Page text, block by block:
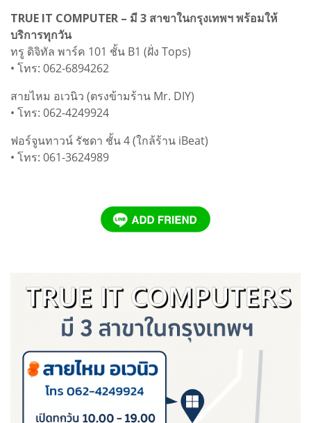
TRUE IT COMPUTER – มี 3 สาขาในกรุงเทพฯ พร้อมให้
บริการทุกวัน
ทรู ดิจิทัล พาร์ค 101 ชั้น B1 (ฝั่ง Tops)
• โทร: 062-6894262
สายไหม อเวนิว (ตรงข้ามร้าน Mr. DIY)
• โทร: 062-4249924
ฟอร์จูนทาวน์ รัชดา ชั้น 4 (ใกล้ร้าน iBeat)
• โทร: 061-3624989